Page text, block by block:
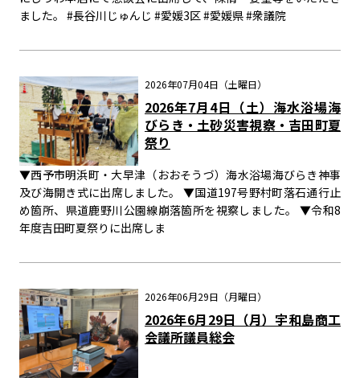
ました。 #長谷川じゅんじ #愛媛3区 #愛媛県 #衆議院
2026年07月04日（土曜日）
2026年7月4日（土）海水浴場海
びらき・土砂災害視察・吉田町夏
祭り
▼西予市明浜町・大早津（おおそうづ）海水浴場海びらき神事
及び海開き式に出席しました。 ▼国道197号野村町落石通行止
め箇所、県道鹿野川公園線崩落箇所を視察しました。 ▼令和8
年度吉田町夏祭りに出席しま
2026年06月29日（月曜日）
2026年6月29日（月）宇和島商工
会議所議員総会